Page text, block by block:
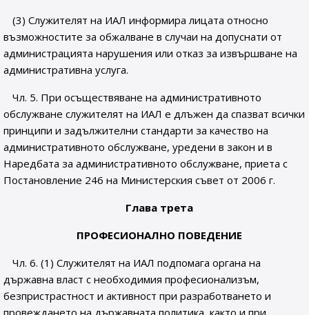
(3) Служителят на ИАЛ информира лицата относно
възможностите за обжалване в случаи на допуснати от
администрацията нарушения или отказ за извършване на
административна услуга.
Чл. 5. При осъществяване на административното
обслужване служителят на ИАЛ е длъжен да спазват всички
принципи и задължителни стандарти за качество на
административното обслужване, уредени в закон и в
Наредбата за административното обслужване, приета с
Постановление 246 на Министерския съвет от 2006 г.
Глава трета
ПРОФЕСИОНАЛНО ПОВЕДЕНИЕ
Чл. 6. (1) Служителят на ИАЛ подпомага органа на
държавна власт с необходимия професионализъм,
безпристрастност и активност при разработването и
провеждането на държавната политика, както и при